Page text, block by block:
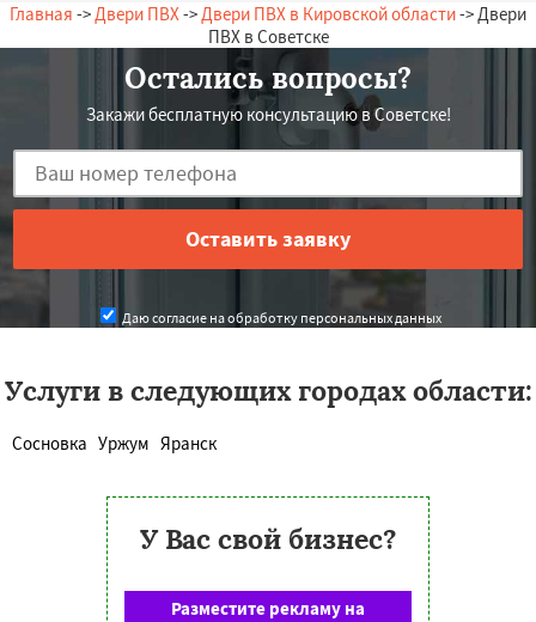
Главная -> Двери ПВХ -> Двери ПВХ в Кировской области-> Двери
ПВХ в Советске
Остались вопросы?
Закажи бесплатную консультацию в Советске!
Даю согласие на обработку персональных данных
Услуги в следующих городах области:
Сосновка Уржум Яранск
У Вас свой бизнес?
Разместите рекламу на